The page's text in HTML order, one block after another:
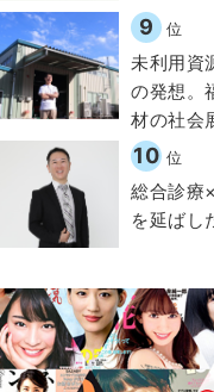
9 位
未利用資
の発想。
材の社会
10 位
総合診療
を延ばし